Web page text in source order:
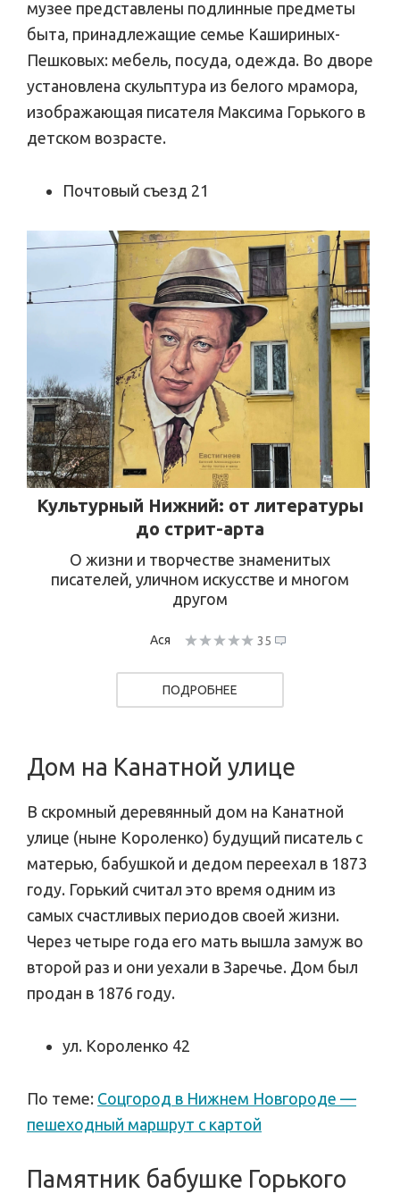
музее представлены подлинные предметы
быта, принадлежащие семье Кашириных-
Пешковых: мебель, посуда, одежда. Во дворе
установлена скульптура из белого мрамора,
изображающая писателя Максима Горького в
детском возрасте.
Почтовый съезд 21
Культурный Нижний: от литературы
до стрит-арта
О жизни и творчестве знаменитых
писателей, уличном искусстве и многом
другом
Ася 35
ПОДРОБНЕЕ
Дом на Канатной улице
В скромный деревянный дом на Канатной
улице (ныне Короленко) будущий писатель с
матерью, бабушкой и дедом переехал в 1873
году. Горький считал это время одним из
самых счастливых периодов своей жизни.
Через четыре года его мать вышла замуж во
второй раз и они уехали в Заречье. Дом был
продан в 1876 году.
ул. Короленко 42
По теме: Соцгород в Нижнем Новгороде —
пешеходный маршрут с картой
Памятник бабушке Горького